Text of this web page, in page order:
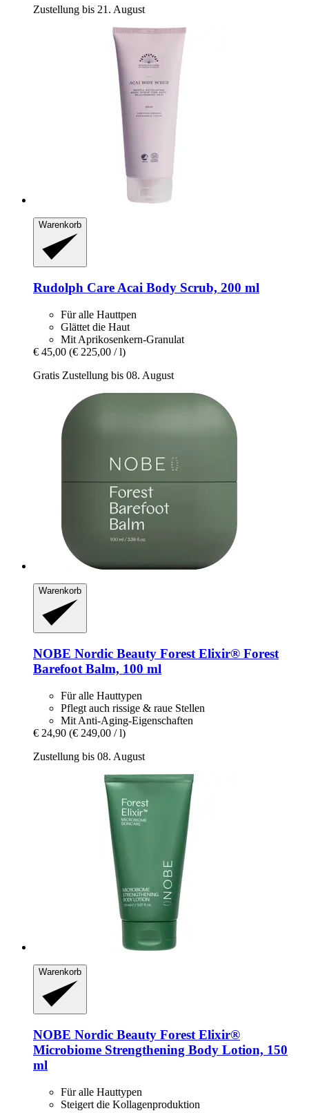
Zustellung bis 21. August
Warenkorb
Rudolph Care Acai Body Scrub, 200 ml
Für alle Hauttpen
Glättet die Haut
Mit Aprikosenkern-Granulat
€ 45,00 (€ 225,00 / l)
Gratis Zustellung bis 08. August
Warenkorb
NOBE Nordic Beauty Forest Elixir® Forest
Barefoot Balm, 100 ml
Für alle Hauttypen
Pflegt auch rissige & raue Stellen
Mit Anti-Aging-Eigenschaften
€ 24,90 (€ 249,00 / l)
Zustellung bis 08. August
Warenkorb
NOBE Nordic Beauty Forest Elixir®
Microbiome Strengthening Body Lotion, 150
ml
Für alle Hauttypen
Steigert die Kollagenproduktion